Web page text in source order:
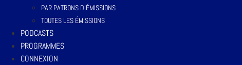
PAR PATRONS D’ÉMISSIONS
TOUTES LES ÉMISSIONS
PODCASTS
PROGRAMMES
CONNEXION